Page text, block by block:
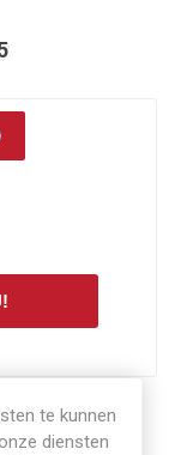
te kunnen
diensten